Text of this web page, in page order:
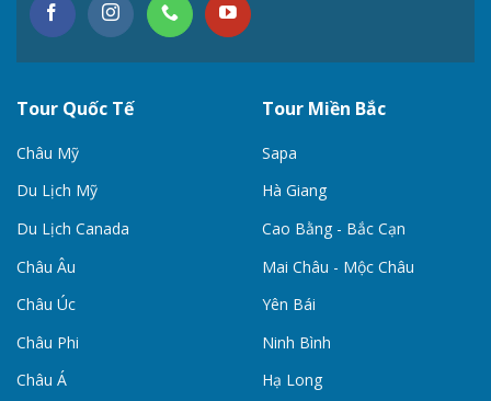
Tour Quốc Tế
Châu Mỹ
Du Lịch Mỹ
Du Lịch Canada
Châu Âu
Châu Úc
Châu Phi
Châu Á
Tour Miền Bắc
Sapa
Hà Giang
Cao Bằng - Bắc Cạn
Mai Châu - Mộc Châu
Yên Bái
Ninh Bình
Hạ Long